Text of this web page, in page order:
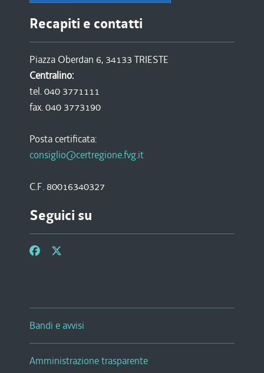
Recapiti e contatti
Piazza Oberdan 6, 34133 TRIESTE
Centralino:
tel. 040 3771111
fax. 040 3773190
Posta certificata:
consiglio@certregione.fvg.it
C.F. 80016340327
Seguici su
Bandi e avvisi
Amministrazione trasparente